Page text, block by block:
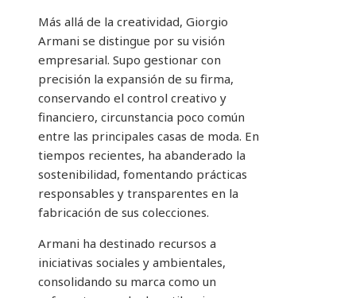
Más allá de la creatividad, Giorgio
Armani se distingue por su visión
empresarial. Supo gestionar con
precisión la expansión de su firma,
conservando el control creativo y
financiero, circunstancia poco común
entre las principales casas de moda. En
tiempos recientes, ha abanderado la
sostenibilidad, fomentando prácticas
responsables y transparentes en la
fabricación de sus colecciones.
Armani ha destinado recursos a
iniciativas sociales y ambientales,
consolidando su marca como un